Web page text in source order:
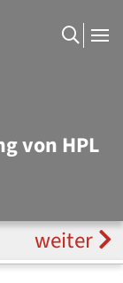
von HPL
weiter